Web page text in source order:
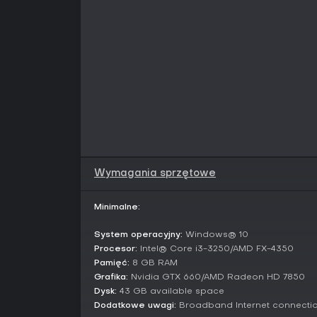
Wymagania sprzętowe
Minimalne:
System operacyjny: Windows® 10
Procesor: Intel® Core i3-3250/AMD FX-4350
Pamięć: 8 GB RAM
Grafika: Nvidia GTX 660/AMD Radeon HD 7850
Dysk: 43 GB available space
Dodatkowe uwagi: Broadband Internet